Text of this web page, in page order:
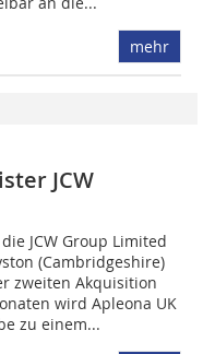
mehr
JCW
JCW Group Limited
(Cambridgeshire)
zweiten Akquisition
wird Apleona UK
zu einem...